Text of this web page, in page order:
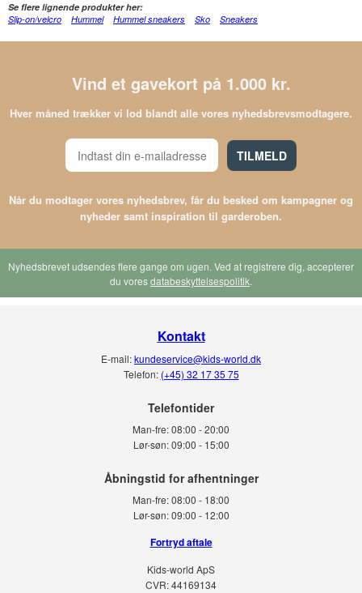
Se flere lignende produkter her:
Slip-on/velcro
Hummel Hummel sneakers Sko Sneakers
Vind et gavekort på 1.000 kr.
Hver måned trækker vi lod blandt alle vores nyhedsbrevsmodtagere.
TILMELD
Når du modtager vores nyhedsbrev, får du besked om kampagner og
nyheder samt inspiration til garderoben.
Nyhedsbrevet udsendes flere gange om ugen. Ved at registrere dig, accepterer
du voresdatabeskyttelsespolitik.
Kontakt
E-mail:kundeservice@kids-world.dk
Telefon: (+45) 32 17 35 75
Telefontider
Man-fre:08:00 - 20:00
Lør-søn: 09:00 - 15:00
Man-fre:08:00 - 18:00
Lør-søn:09:00 - 12:00
Fortryd aftale
Kids-world ApS
CVR: 44169134